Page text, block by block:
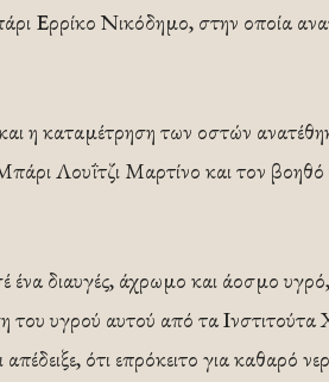
Ερρίκο Νικόδημο, στην οποία
η καταμέτρηση των οστών
Λουΐτζι Μαρτίνο και τον βοηθό
διαυγές, άχρωμο και άοσμο υγρό,
του υγρού αυτού από τα Ινστιτούτα
ότι επρόκειτο για καθαρό